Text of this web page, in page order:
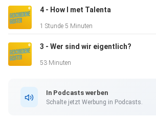
4 - How I met Talenta
1 Stunde 5 Minuten
3 - Wer sind wir eigentlich?
53 Minuten
In Podcasts werben
Schalte jetzt Werbung in Podcasts.